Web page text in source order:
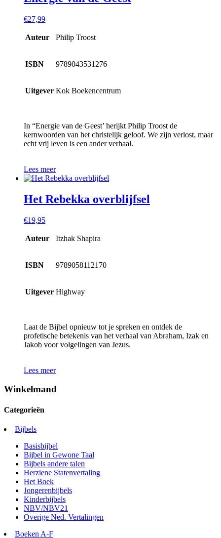
€27,99
Auteur Philip Troost
ISBN 9789043531276
Uitgever Kok Boekencentrum
In “Energie van de Geest’ herijkt Philip Troost de
kernwoorden van het christelijk geloof. We zijn verlost, maar
echt vrij leven is een ander verhaal.
Lees meer
Het Rebekka overblijfsel
€19,95
Auteur Itzhak Shapira
ISBN 9789058112170
Uitgever Highway
Laat de Bijbel opnieuw tot je spreken en ontdek de
profetische betekenis van het verhaal van Abraham, Izak en
Jakob voor volgelingen van Jezus.
Lees meer
Winkelmand
Categorieën
Bijbels
Basisbijbel
Bijbel in Gewone Taal
Bijbels andere talen
Herziene Statenvertaling
Het Boek
Jongerenbijbels
Kinderbijbels
NBV/NBV21
Overige Ned. Vertalingen
Boeken A-F